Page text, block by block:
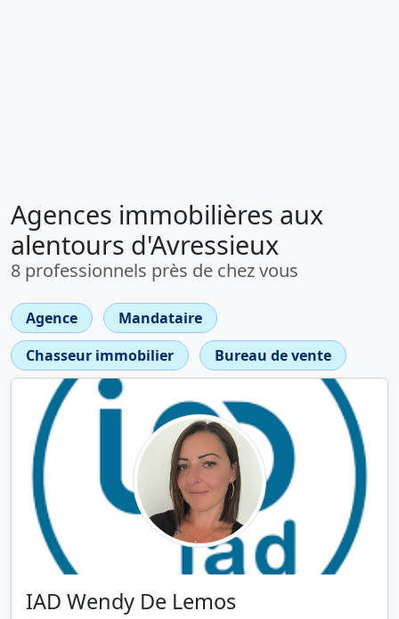
Agences immobilières aux
alentours d'Avressieux
8 professionnels près de chez vous
Agence
Mandataire
Chasseur immobilier
Bureau de vente
IAD Wendy De Lemos